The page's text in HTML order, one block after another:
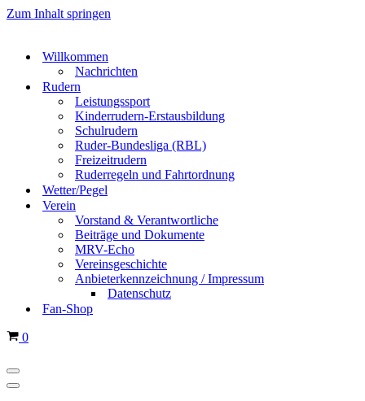
Zum Inhalt springen
Willkommen
Nachrichten
Rudern
Leistungssport
Kinderrudern-Erstausbildung
Schulrudern
Ruder-Bundesliga (RBL)
Freizeitrudern
Ruderregeln und Fahrtordnung
Wetter/Pegel
Verein
Vorstand & Verantwortliche
Beiträge und Dokumente
MRV-Echo
Vereinsgeschichte
Anbieterkennzeichnung / Impressum
Datenschutz
Fan-Shop
Warenkorb
0
Navigationsmenü
Navigationsmenü